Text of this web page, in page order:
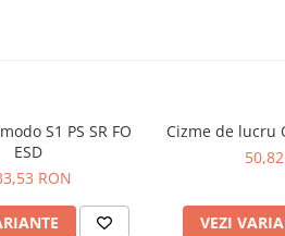
S1 PS SR FO
ESD
RON
Cizme de lucru
VEZI